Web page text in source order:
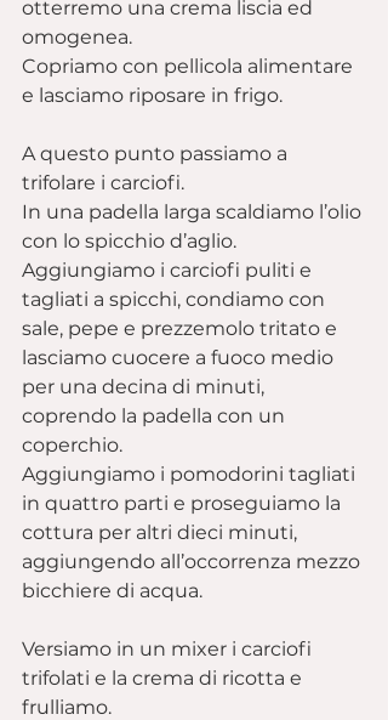
otterremo una crema liscia ed
omogenea.
Copriamo con pellicola alimentare
e lasciamo riposare in frigo.
A questo punto passiamo a
trifolare i carciofi.
In una padella larga scaldiamo l’olio
con lo spicchio d’aglio.
Aggiungiamo i carciofi puliti e
tagliati a spicchi, condiamo con
sale, pepe e prezzemolo tritato e
lasciamo cuocere a fuoco medio
per una decina di minuti,
coprendo la padella con un
coperchio.
Aggiungiamo i pomodorini tagliati
in quattro parti e proseguiamo la
cottura per altri dieci minuti,
aggiungendo all’occorrenza mezzo
bicchiere di acqua.
Versiamo in un mixer i carciofi
trifolati e la crema di ricotta e
frulliamo.